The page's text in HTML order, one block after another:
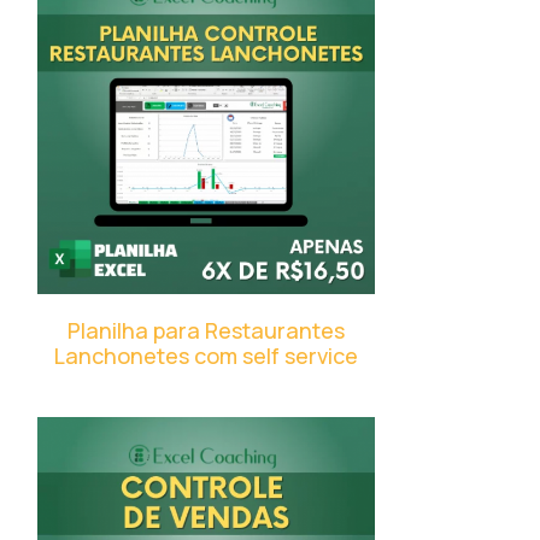
Planilha para Restaurantes
Lanchonetes com self service